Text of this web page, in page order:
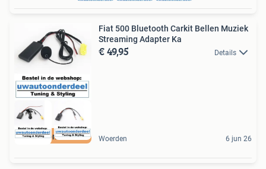
uwautoonderdeel nl
Fiat 500 Bluetooth Carkit Bellen Muziek
Streaming Adapter Ka
€ 49,95 Details
Woerden 6 jun 26